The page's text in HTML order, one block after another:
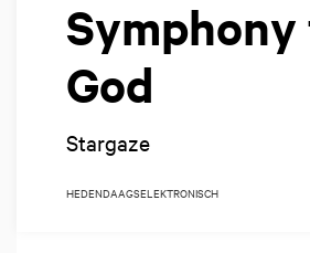
God
Stargaze
HEDENDAAGSELEKTRONISCH